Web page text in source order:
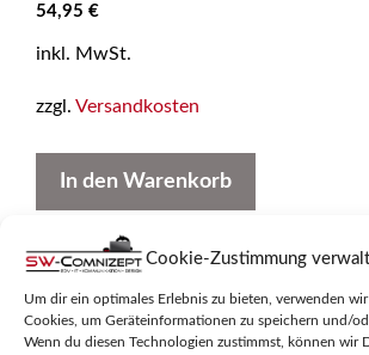
Cookie-Zustimmung
Um dir ein optimales Erlebnis zu bieten, verwenden
Cookies, um Geräteinformationen zu speichern und/
Wenn du diesen Technologien zustimmst, können wir
54,95 €
inkl. MwSt.
zzgl. Versandkosten
In den Warenkorb